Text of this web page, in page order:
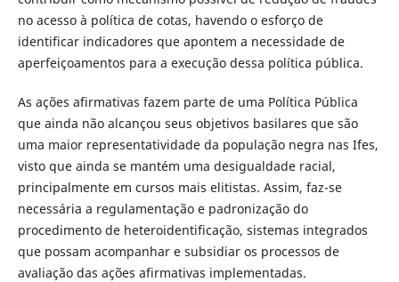
no acesso à política de cotas, havendo o esforço de
identificar indicadores que apontem a necessidade de
aperfeiçoamentos para a execução dessa política pública.
As ações afirmativas fazem parte de uma Política Pública
que ainda não alcançou seus objetivos basilares que são
uma maior representatividade da população negra nas Ifes,
visto que ainda se mantém uma desigualdade racial,
principalmente em cursos mais elitistas. Assim, faz-se
necessária a regulamentação e padronização do
procedimento de heteroidentificação, sistemas integrados
que possam acompanhar e subsidiar os processos de
avaliação das ações afirmativas implementadas.